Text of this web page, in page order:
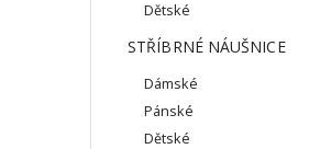
Dětské
STŘÍBRNÉ NÁUŠNICE
Dámské
Pánské
Dětské